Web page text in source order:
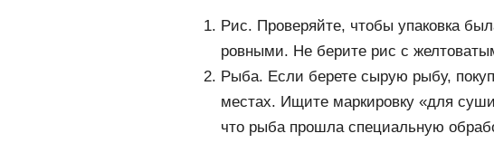
Рис. Проверяйте, чтобы упаковка
ровными. Не берите рис с
Рыба. Если берете сырую рыбу,
местах. Ищите маркировку «для
что рыба прошла специальную